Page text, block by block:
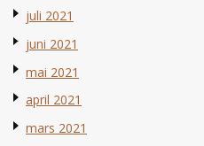
juli 2021
juni 2021
mai 2021
april 2021
mars 2021